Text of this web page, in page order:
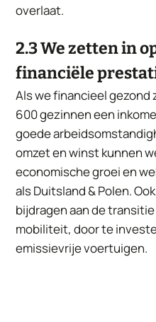
overlaat.
2.3 We zetten in
financiële
Als we financieel gezond
600 gezinnen een
goede
omzet en winst kunnen
economische groei en
als Duitsland & Polen.
bijdragen aan de
mobiliteit, door te
emissievrije voertuigen.